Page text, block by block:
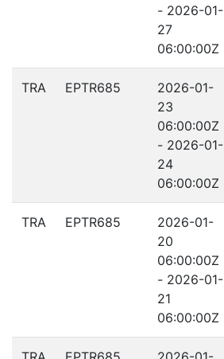
- 2026-01-
27
06:00:00Z
TRA EPTR685
2026-01-
23
06:00:00Z
- 2026-01-
24
06:00:00Z
TRA EPTR685
2026-01-
20
06:00:00Z
- 2026-01-
21
06:00:00Z